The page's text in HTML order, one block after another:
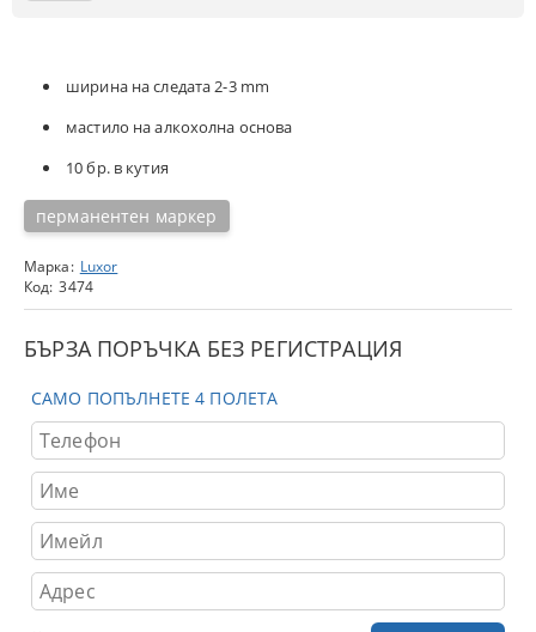
ширина на следата 2-3 mm
мастило на алкохолна основа
10 бр. в кутия
перманентен маркер
Марка: Luxor
Код: 3474
БЪРЗА ПОРЪЧКА БЕЗ РЕГИСТРАЦИЯ
САМО ПОПЪЛНЕТЕ 4 ПОЛЕТА